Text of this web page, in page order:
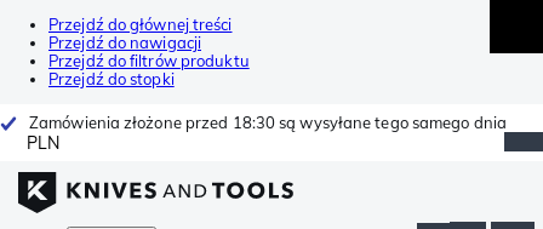
Przejdź do głównej treści
Przejdź do nawigacji
Przejdź do filtrów produktu
Przejdź do stopki
Zamówienia złożone przed 18:30 są wysyłane tego samego dnia
PLN